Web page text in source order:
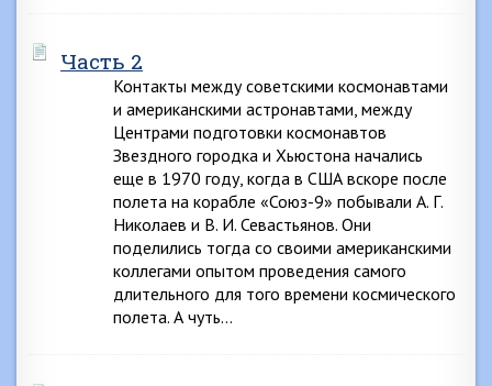
Часть 2
Контакты между советскими космонавтами
и американскими астронавтами, между
Центрами подготовки космонавтов
Звездного городка и Хьюстона начались
еще в 1970 году, когда в США вскоре после
полета на корабле «Союз-9» побывали А. Г.
Николаев и В. И. Севастьянов. Они
поделились тогда со своими американскими
коллегами опытом проведения самого
длительного для того времени космического
полета. А чуть…